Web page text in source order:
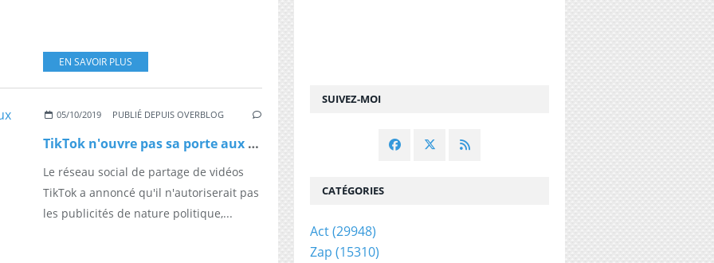
EN SAVOIR PLUS
05/10/2019 PUBLIÉ DEPUIS OVERBLOG
TikTok n'ouvre pas sa porte aux publicités politiques
Le réseau social de partage de vidéos
TikTok a annoncé qu'il n'autoriserait pas
les publicités de nature politique,...
SUIVEZ-MOI
CATÉGORIES
Act(29948)
Zap (15310)